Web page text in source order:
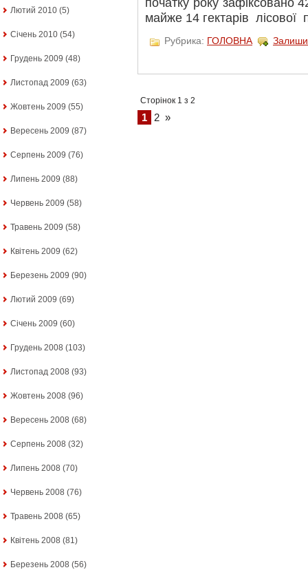
Лютий 2010 (5)
Січень 2010 (54)
Грудень 2009 (48)
Листопад 2009 (63)
Жовтень 2009 (55)
Вересень 2009 (87)
Серпень 2009 (76)
Липень 2009 (88)
Червень 2009 (58)
Травень 2009 (58)
Квітень 2009 (62)
Березень 2009 (90)
Лютий 2009 (69)
Січень 2009 (60)
Грудень 2008 (103)
Листопад 2008 (93)
Жовтень 2008 (96)
Вересень 2008 (68)
Серпень 2008 (32)
Липень 2008 (70)
Червень 2008 (76)
Травень 2008 (65)
Квітень 2008 (81)
Березень 2008 (56)
початку року зафіксовано
майже 14 гектарів лісової
Рубрика: ГОЛОВНА
Сторінок 1 з 2
1 2 »